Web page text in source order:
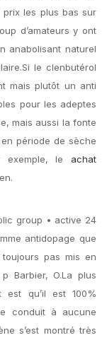
les plus bas sur
d’amateurs y ont
anabolisant naturel
le clenbutérol
mais plutôt un anti
pour les adeptes
mais aussi la fonte
période de sèche
exemple, le achat
group • active 24
antidopage que
pas mis en
Barbier, O.La plus
est qu’il est 100%
conduit à aucune
s’est montré très